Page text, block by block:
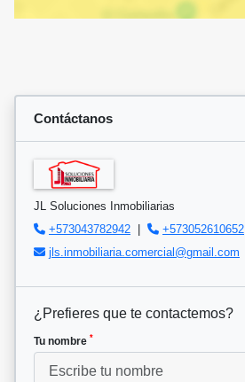
Contáctanos
JL Soluciones Inmobiliarias
+573043782942 |
+573052610652
jls.inmobiliaria.comercial@gmail.com
¿Prefieres que te contactemos?
Tu nombre *